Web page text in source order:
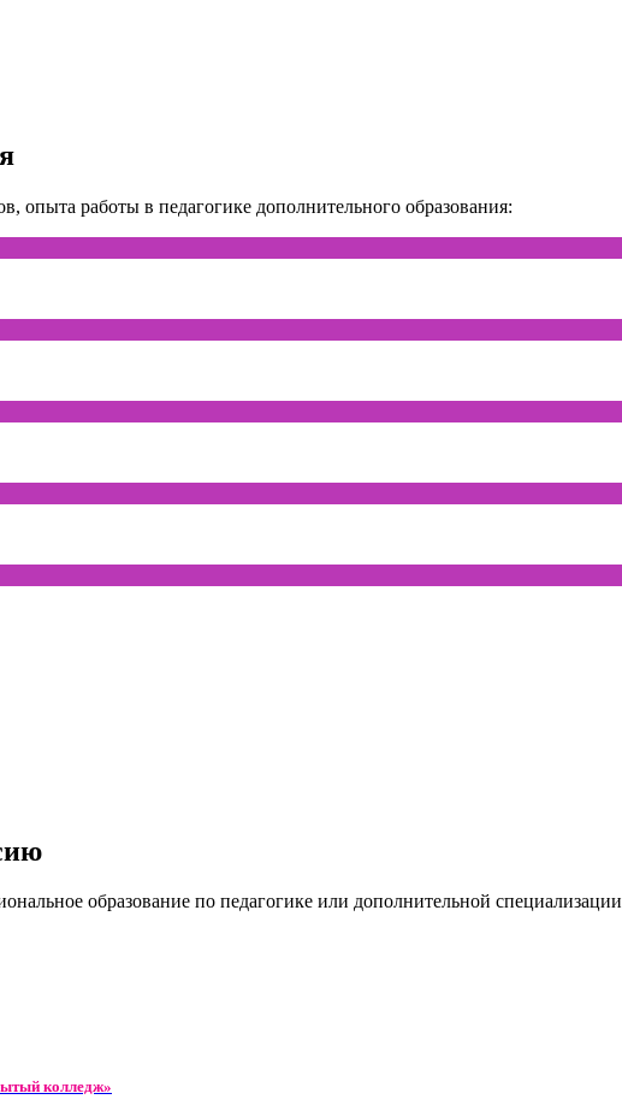
опыта работы в педагогике дополнительного образования:
образование по педагогике или дополнительной специализации
колледж»